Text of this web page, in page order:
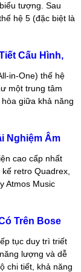
tượng. Sau
hệ 5 (đặc biệt là
Cấu Hình,
in-One) thế hệ
một trung tâm
giữa khả năng
Nghiệm Âm
cao cấp nhất
retro Quadrex,
Atmos Music
Trên Bose
tục duy trì triết
lượng và dễ
chi tiết, khả năng